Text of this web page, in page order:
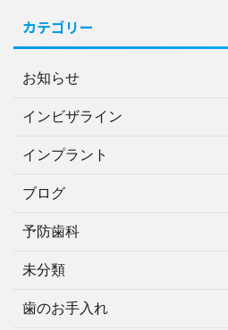
カテゴリー
お知らせ
インビザライン
インプラント
ブログ
予防歯科
未分類
歯のお手入れ